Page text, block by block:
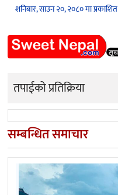
शनिबार, साउन २०, २०८० मा प्रकाशित
तपाईको प्रतिक्रिया
सम्बन्धित समाचार